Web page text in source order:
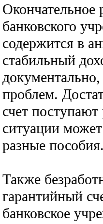
Окончательное
банковского
содержится в
стабильный
проблем.
счет
ситуации
разные
Также
гарантийный
банковское